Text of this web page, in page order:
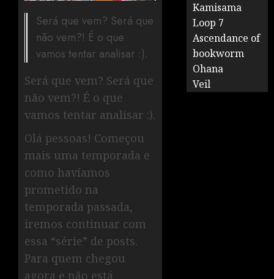
Será que vem? Será que
não vem?! É o que
vamos tentar analisar :).
Será que vem? Será que
não vem?! É o que
vamos tentar analisar :).
Olá pessoas! Começou
mais uma temporada e
como havíamos
prometido na
temporada passada,
iremos continuar com
essa “série” de posts.
Para quem chegou
agora e não está
Kamisama
Loop 7
Ascendance of
bookworm
Ohana
Veil